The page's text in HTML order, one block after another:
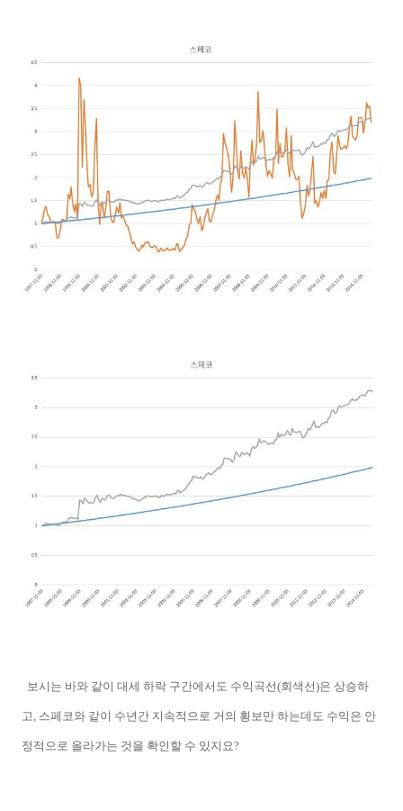
보시는 바와 같이 대세 하락 구간에서도 수익곡선(회색선)은 상승하
고, 스페코와 같이 수년간 지속적으로 거의 횡보만 하는데도 수익은 안
정적으로 올라가는 것을 확인할 수 있지요?